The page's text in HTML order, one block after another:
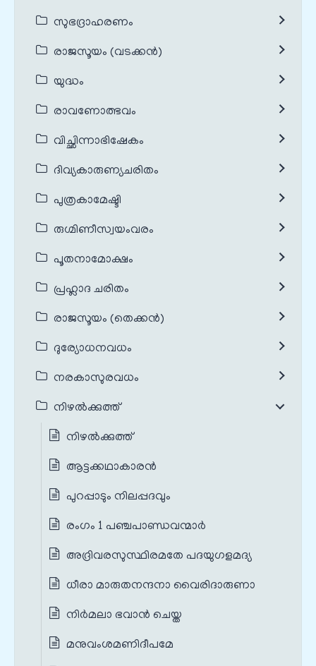
സുഭദ്രാഹരണം
രാജസൂയം (വടക്കൻ)
യുദ്ധം
രാവണോത്ഭവം
വിച്ഛിന്നാഭിഷേകം
ദിവ്യകാരുണ്യചരിതം
പുത്രകാമേഷ്ടി
രുഗ്മിണീസ്വയംവരം
പൂതനാമോക്ഷം
പ്രഹ്ലാദ ചരിതം
രാജസൂയം (തെക്കൻ)
ദുര്യോധനവധം
നരകാസുരവധം
നിഴൽക്കുത്ത്
നിഴൽക്കുത്ത്
ആട്ടക്കഥാകാരൻ
പുറപ്പാടും നിലപ്പദവും
രംഗം 1 പഞ്ചപാണ്ഡവന്മാർ
അദ്രിവരസുസ്ഥിരമതേ പദയുഗളമദ്യ
ധീരാ മാരുതനന്ദനാ വൈരിദാരുണാ
നിർമലാ ഭവാൻ ചെയ്ത
മനുവംശമണിദീപമേ